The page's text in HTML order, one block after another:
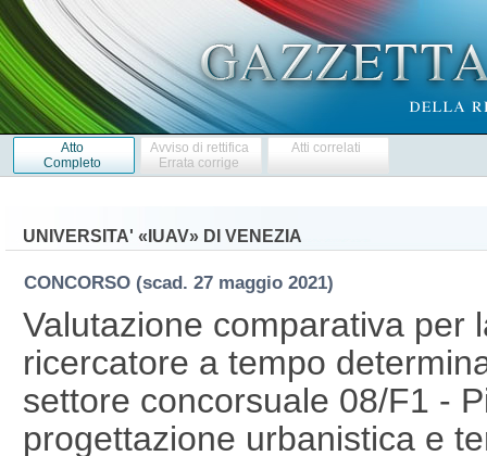
Atto
Completo
Avviso di rettifica
Errata corrige
Atti correlati
UNIVERSITA' «IUAV» DI VENEZIA
CONCORSO (scad. 27 maggio 2021)
Valutazione comparativa per
ricercatore a tempo
settore concorsuale 08/F1 -
progettazione urbanistica e